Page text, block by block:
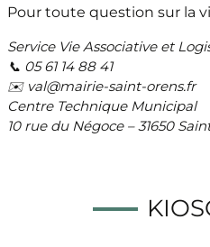
Pour toute question sur la
Service Vie Associative et
📞 05 61 14 88 41
✉️ val@mairie-saint-orens.fr
Centre Technique Municipal
10 rue du Négoce – 31650